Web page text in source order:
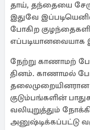
தாய், தந்தையை
இதுவே
போகிற
எப்படியானவையாக
நேற்று காணாமற்
தினம். காணாமல்
தலைமுறையினரான
குடும்பங்களின்
வலியுறுத்தும்
அனுஷ்டிக்கப்பட்டு